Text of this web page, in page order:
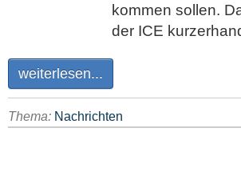
kommen sollen.
der ICE
weiterlesen...
Thema: Nachrichten